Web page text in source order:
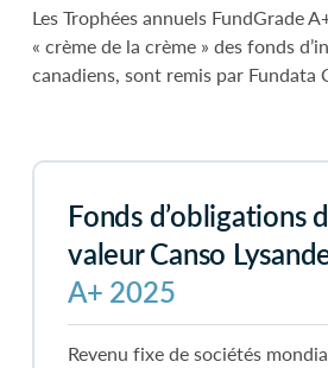
Les Trophées annuels FundGrade
« crème de la crème » des fonds
canadiens, sont remis par Fundata
Fonds d’obligations
valeur Canso
A+ 2025
Revenu fixe de sociétés